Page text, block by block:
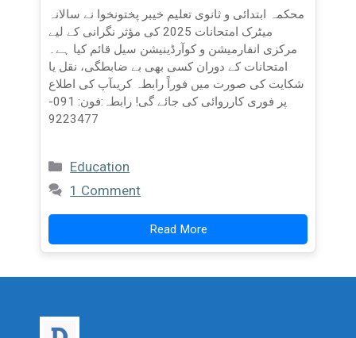
محکمہ ابتدائی و ثانوی تعلیم خیبر پختونخوا نے سالانہ
میٹرک امتحانات 2025 کی مؤثر نگرانی کے لیے
مرکزی انفارمیشن و کوآرڈینیشن سیل قائم کیا ہے۔
امتحانات کے دوران کسی بھی بے ضابطگی، نقل یا
شکایت کی صورت میں فوراً رابطہ کریںآپ کی اطلاع
پر فوری کارروائی کی جائے گی! رابطہ:فون: 091-
9223477
Categories
Education
1 Comment
Read More